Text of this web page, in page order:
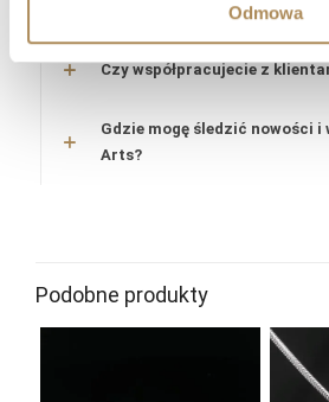
Odmowa
Czy współpracujecie z
Gdzie mogę śledzić nowości i
Arts?
Podobne produkty